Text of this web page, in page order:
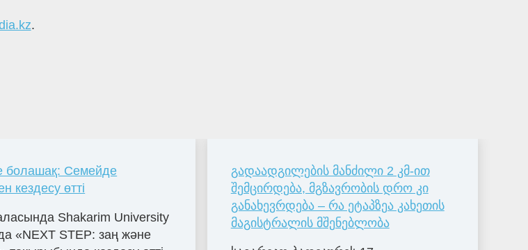
.
болашақ: Семейде
кездесу өтті
Shakarim University
«NEXT STEP: заң және
გადაადგილების მანძილი 2 კმ-ით
შემცირდება, მგზავრობის დრო კი
განახევრდება – რა ეტაპზეა კახეთის
მაგისტრალის მშენებლობა